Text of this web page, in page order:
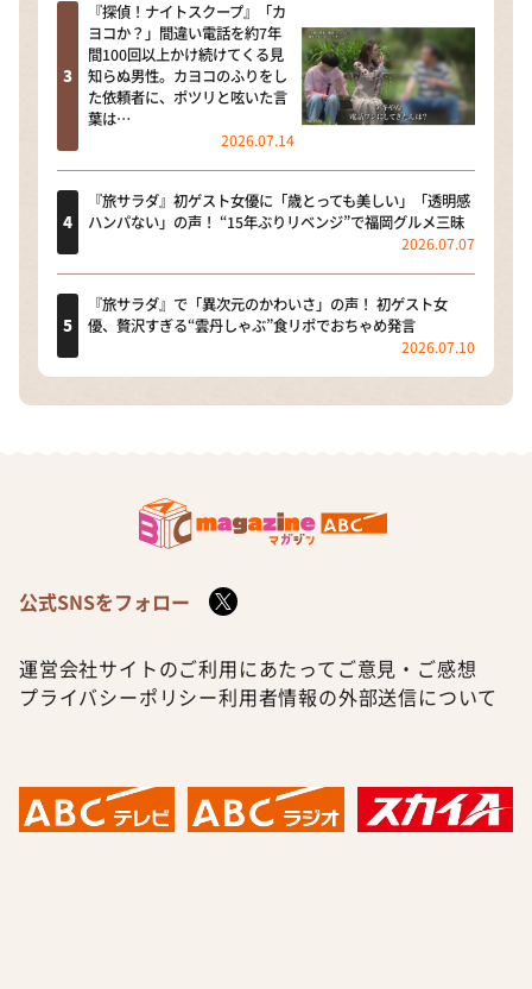
『探偵！ナイトスクープ』「カ
ヨコか？」間違い電話を約7年
間100回以上かけ続けてくる見
知らぬ男性。カヨコのふりをし
た依頼者に、ポツリと呟いた言
葉は…
2026.07.14
『旅サラダ』初ゲスト女優に「歳とっても美しい」「透明感
ハンパない」の声！ “15年ぶりリベンジ”で福岡グルメ三昧
2026.07.07
『旅サラダ』で「異次元のかわいさ」の声！ 初ゲスト女
優、贅沢すぎる“雲丹しゃぶ”食リポでおちゃめ発言
2026.07.10
公式SNSをフォロー
運営会社サイトのご利用にあたって ご意見・ご感想
プライバシーポリシー利用者情報の外部送信について